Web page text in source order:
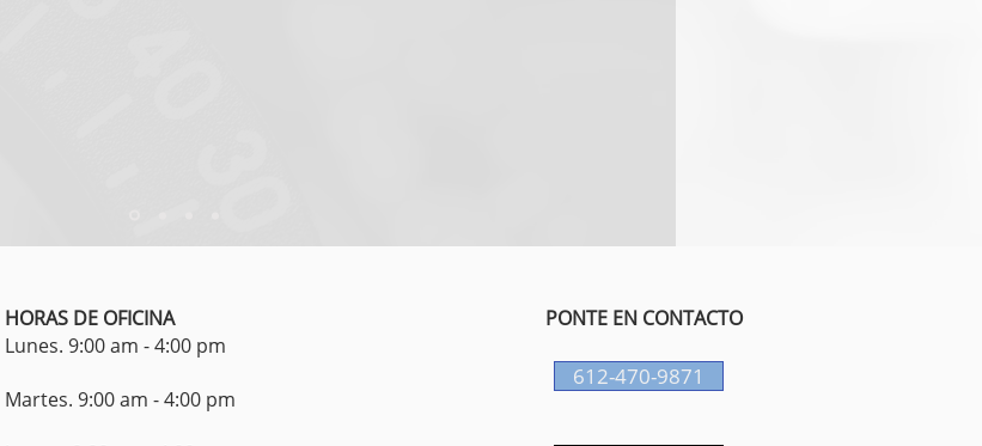
HORAS DE OFICINA
Lunes. 9:00 am - 4:00 pm
Martes. 9:00 am - 4:00 pm
PONTE EN CONTACTO
612-470-9871